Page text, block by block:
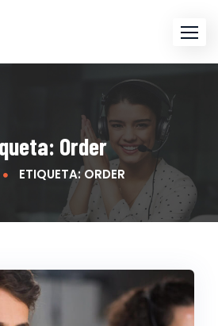
Order
ETIQUETA: ORDER